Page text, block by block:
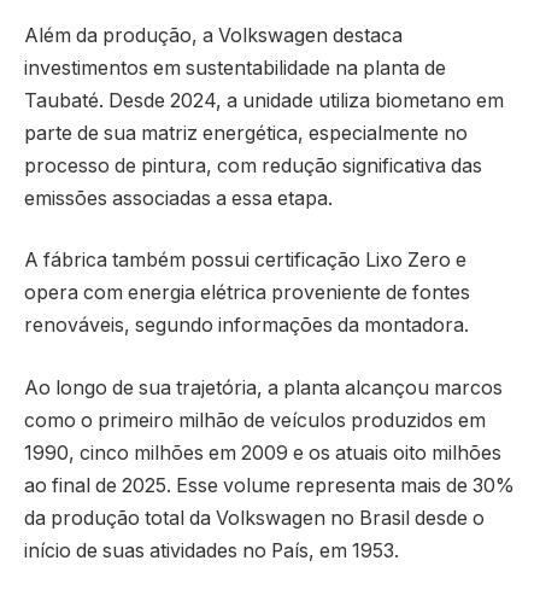
Além da produção, a Volkswagen destaca
investimentos em sustentabilidade na planta de
Taubaté. Desde 2024, a unidade utiliza biometano em
parte de sua matriz energética, especialmente no
processo de pintura, com redução significativa das
emissões associadas a essa etapa.
A fábrica também possui certificação Lixo Zero e
opera com energia elétrica proveniente de fontes
renováveis, segundo informações da montadora.
Ao longo de sua trajetória, a planta alcançou marcos
como o primeiro milhão de veículos produzidos em
1990, cinco milhões em 2009 e os atuais oito milhões
ao final de 2025. Esse volume representa mais de 30%
da produção total da Volkswagen no Brasil desde o
início de suas atividades no País, em 1953.